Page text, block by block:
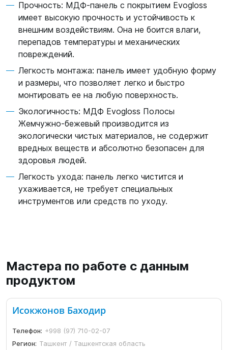
Прочность: МДФ-панель с покрытием Evogloss
имеет высокую прочность и устойчивость к
внешним воздействиям. Она не боится влаги,
перепадов температуры и механических
повреждений.
Легкость монтажа: панель имеет удобную форму
и размеры, что позволяет легко и быстро
монтировать ее на любую поверхность.
Экологичность: МДФ Evogloss Полосы
Жемчужно-бежевый производится из
экологически чистых материалов, не содержит
вредных веществ и абсолютно безопасен для
здоровья людей.
Легкость ухода: панель легко чистится и
ухаживается, не требует специальных
инструментов или средств по уходу.
Мастера по работе с данным
продуктом
Исокжонов Баходир
Телефон: +998 (97) 710-02-07
Регион: Ташкент / Ташкентская область